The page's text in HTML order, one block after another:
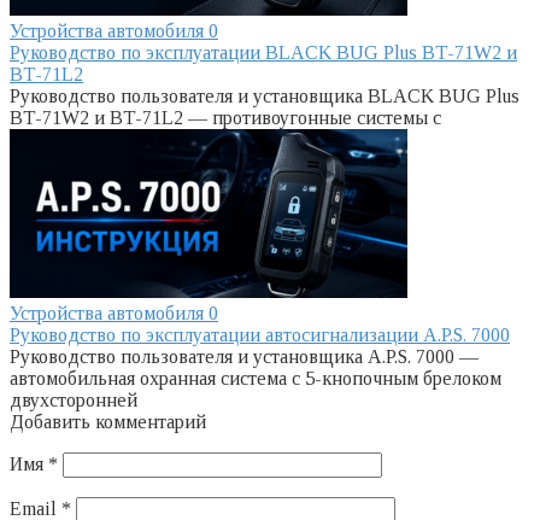
Устройства автомобиля 0
Руководство по эксплуатации BLACK BUG Plus BT-71W2 и
BT-71L2
Руководство пользователя и установщика BLACK BUG Plus
BT-71W2 и BT-71L2 — противоугонные системы с
Устройства автомобиля 0
Руководство по эксплуатации автосигнализации A.P.S. 7000
Руководство пользователя и установщика A.P.S. 7000 —
автомобильная охранная система с 5-кнопочным брелоком
двухсторонней
Добавить комментарий
Имя *
Email *